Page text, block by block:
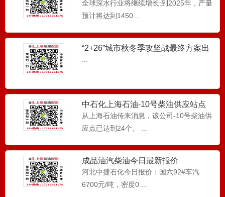
全球深水行业将继续增长:到2025年，产量
预计将达到1450...
“2+26”城市秋冬季攻坚战最终方案出
中石化上海石油-10号柴油供应站点
从上海石油传来消息，该公司-10号柴油供
应点已达到24个。 ...
成品油汽柴油今日最新报价
河北中捷石化今日报价：国六92#车汽
6700元/吨，密度0....
0号柴油_燃烧锅炉_设备应用
0号柴油_ 柴油发电机组应用
上海柴油配送，0号柴油主要应用于柴油发
0号柴油_物流仓储_叉车使用